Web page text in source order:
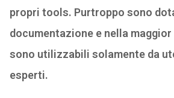
propri tools. Purtroppo sono
documentazione e nella
sono utilizzabili solamente da
esperti.